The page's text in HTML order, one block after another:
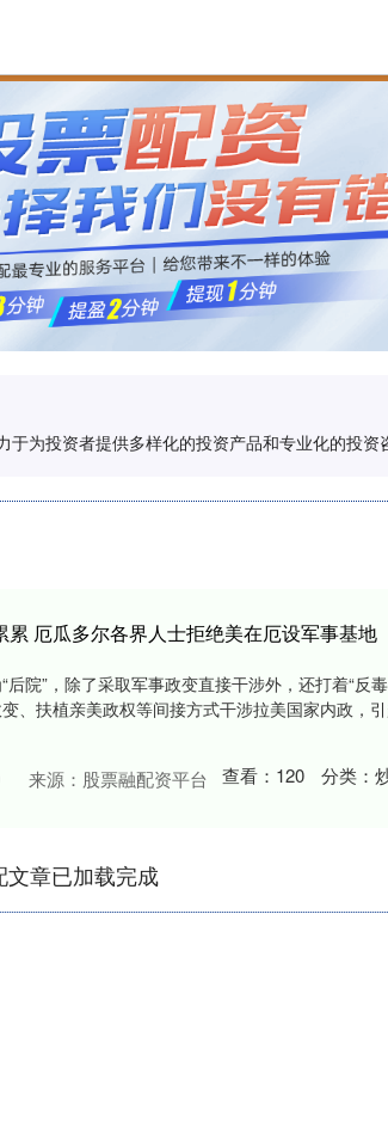
为投资者提供多样化的投资产品和专业化的投资
累 厄瓜多尔各界人士拒绝美在厄设军事基地
院”，除了采取军事政变直接干涉外，还打着“反
、扶植亲美政权等间接方式干涉拉美国家内政，
来源：股票融配资平台 查看： 120 分类：
文章已加载完成